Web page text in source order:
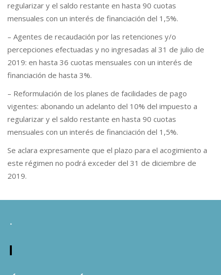
regularizar y el saldo restante en hasta 90 cuotas
mensuales con un interés de financiación del 1,5%.
– Agentes de recaudación por las retenciones y/o
percepciones efectuadas y no ingresadas al 31 de julio de
2019: en hasta 36 cuotas mensuales con un interés de
financiación de hasta 3%.
– Reformulación de los planes de facilidades de pago
vigentes: abonando un adelanto del 10% del impuesto a
regularizar y el saldo restante en hasta 90 cuotas
mensuales con un interés de financiación del 1,5%.
Se aclara expresamente que el plazo para el acogimiento a
este régimen no podrá exceder del 31 de diciembre de
2019.
.